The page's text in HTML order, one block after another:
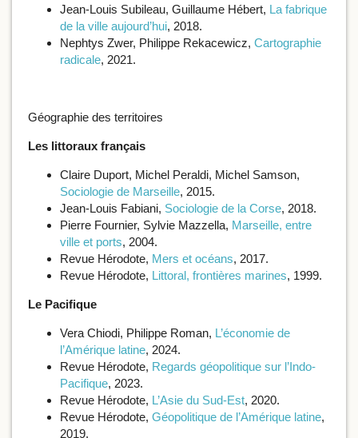
Jean-Louis Subileau, Guillaume Hébert, La fabrique
de la ville aujourd’hui, 2018.
Nephtys Zwer, Philippe Rekacewicz, Cartographie
radicale, 2021.
Géographie des territoires
Les littoraux français
Claire Duport, Michel Peraldi, Michel Samson,
Sociologie de Marseille, 2015.
Jean-Louis Fabiani, Sociologie de la Corse, 2018.
Pierre Fournier, Sylvie Mazzella, Marseille, entre
ville et ports, 2004.
Revue Hérodote, Mers et océans, 2017.
Revue Hérodote, Littoral, frontières marines, 1999.
Le Pacifique
Vera Chiodi, Philippe Roman, L’économie de
l’Amérique latine, 2024.
Revue Hérodote, Regards géopolitique sur l’Indo-
Pacifique, 2023.
Revue Hérodote, L’Asie du Sud-Est, 2020.
Revue Hérodote, Géopolitique de l’Amérique latine,
2019.